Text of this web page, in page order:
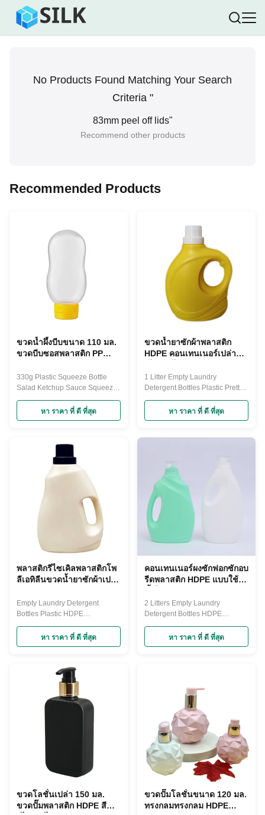
No Products Found Matching Your Search
Criteria "
83mm peel off lids"
Recommend other products
Recommended Products
ขวดน้ำผึ้งบีบขนาด 110 มล.
ขวดบีบซอสพลาสติก PP
330g Plastic Squeeze Bottle
Salad Ketchup Sauce Squeeze
Bottle Dispenser With Flip Top
Cap Molded for new design
welcome ! The soft squeeze
dispenser is ideal for vinegar
and is made from a durable and
easy to clean plastic. Featuring
หา ราคา ที่ ดี ที่สุด
ขวดน้ำยาซักผ้าพลาสติก
HDPE คอนเทนเนอร์เปล่า
1 Litter Empty Laundry
Detergent Bottles Plastic Pretty
Laundry Detergent Containers 2
Litters laundry detergent bottle
detail size Height :258mm Dia :
litters Natural white plastic
empty laundry detergent bottle.
Part ...
หา ราคา ที่ ดี ที่สุด
พลาสติกรีไซเคิลพลาสติกโพ
ลีเอทิลีนขวดน้ำยาซักผ้าเปล่า
Empty Laundry Detergent
Bottles Plastic HDPE
Recyclable Laundry Detergent
Containers Our plastic straight-
sided empty laundry detergent
packaging and shipping needs.
These lightweight industrial
plastic bottles won't dent or rust,
and they are FDA approved. ...
หา ราคา ที่ ดี ที่สุด
คอนเทนเนอร์ผงซักฟอกซักอบ
รีดพลาสติก HDPE แบบใช้
2 Litters Empty Laundry
Detergent Bottles HDPE
Recyclable Liquid Laundry
Detergent Containers Our
plastic straight-sided empty
lightweight industrial plastic
bottles won't dent or rust, and
they are FDA ...
หา ราคา ที่ ดี ที่สุด
ขวดโลชั่นเปล่า 150 มล.
ขวดปั๊มพลาสติก HDPE สีดำ
ขวดปั๊มโลชั่นขนาด 120 มล.
ทรงกลมทรงกลม HDPE